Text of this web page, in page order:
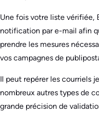
Une fois votre liste vérifiée,
notification par e-mail afin
prendre les mesures
vos campagnes de
Il peut repérer les courriels
nombreux autres types de
grande précision de